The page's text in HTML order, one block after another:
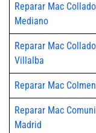
Reparar Mac Collado
Mediano
Reparar Mac Collado
Villalba
Reparar Mac
Reparar Mac
Madrid